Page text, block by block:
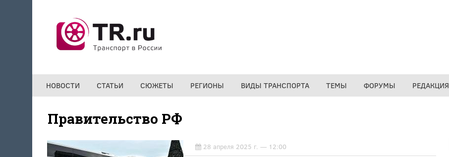
НОВОСТИ СТАТЬИ СЮЖЕТЫ РЕГИОНЫ ВИДЫ ТРАНСПОРТА ТЕМЫ ФОРУМЫ РЕДАКЦИЯ
Правительство РФ
28 апреля 2025 г. — 12:00